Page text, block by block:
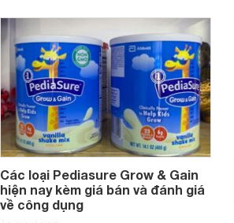
dưỡng có gì đặc biệt? Giá sữa
Meadow Fresh trên thị trường hiện
nay ra sao? Hãy cùng tìm hiểu ngay.
Các loại Pediasure Grow & Gain
hiện nay kèm giá bán và đánh giá
về công dụng